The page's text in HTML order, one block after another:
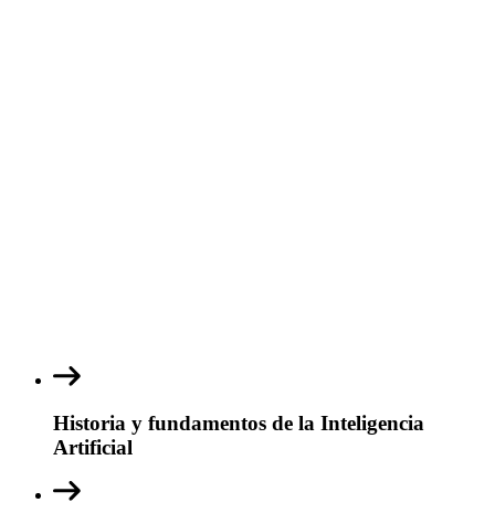
Historia y fundamentos de la Inteligencia
Artificial